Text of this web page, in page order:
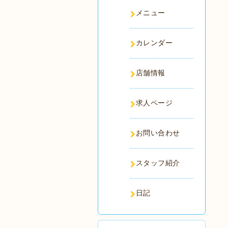
メニュー
カレンダー
店舗情報
求人ページ
お問い合わせ
スタッフ紹介
日記